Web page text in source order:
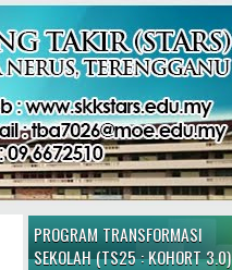
PROGRAM TRANSFORMASI
SEKOLAH (TS25 : KOHORT 3.0)